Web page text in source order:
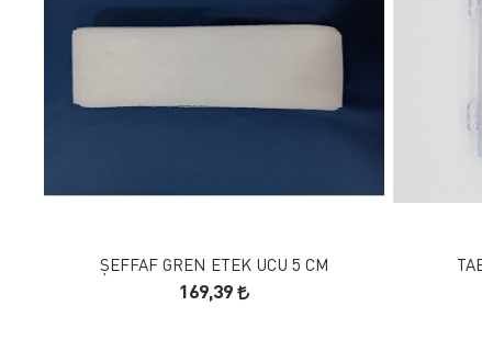
SEPETE EKLE
ŞEFFAF GREN ETEK UCU 5 CM
169,39